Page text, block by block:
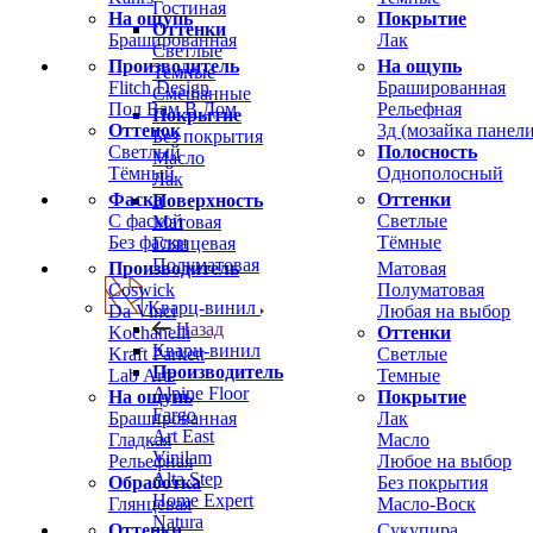
На ощупь
Брашированная
Покрытие
Лак
Производитель
Flitch Design
Пол Вам В Дом
Оттенок
Светлый
Тёмный
На ощупь
Брашированная
Рельефная
3д (мозайка
Полосность
Однополосный
Фаска
С фаской
Без фаски
Оттенки
Светлые
Тёмные
Производитель
Coswick
Da Vinci
Kochanelli
Kraft Parkett
Lab Arte
На ощупь
Брашированная
Гладкая
Рельефная
Обработка
Глянцевая
Матовая
Полуматовая
Любая на выбор
Оттенки
Светлые
Темные
Покрытие
Лак
Масло
Любое на выбор
Без покрытия
Масло-Воск
Гостиная
Оттенки
Светлые
Темные
Смешанные
Покрытие
Без покрытия
Масло
Лак
Поверхность
Матовая
Глянцевая
Полуматовая
Кварц-винил
Назад
Кварц-винил
Производитель
Alpine Floor
Fargo
Art East
Vinilam
Alta Step
Home Expert
Natura